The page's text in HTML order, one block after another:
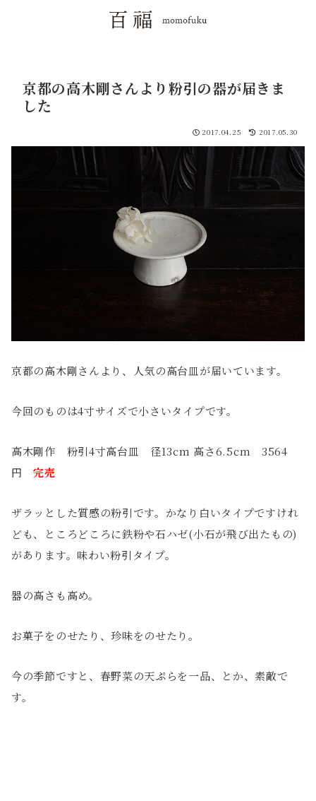
京都の高木剛さんより粉引の器が届きま
した
2017.04.25 2017.05.30
京都の高木剛さんより、人気の高台皿が届いています。
今回のものは4寸サイズで小さいタイプです。
高木剛作 粉引4寸高台皿 径13cm 高さ6.5cm 3564
円完売
ザラッとした質感の粉引です。かなり白いタイプですけれ
ども、ところどころに鉄粉や石ハゼ(小石が飛び出たもの)
があります。味わい粉引タイプ。
器の高さも高め。
お菓子をのせたり、珍味をのせたり。
今の季節ですと、春野菜の天ぷらを一品、とか、素敵で
す。